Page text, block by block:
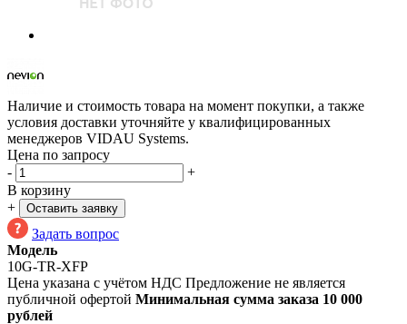
Наличие и стоимость товара на момент покупки, а также
условия доставки уточняйте у квалифицированных
менеджеров VIDAU Systems.
Цена по запросу
-
+
В корзину
+
Оставить заявку
Задать вопрос
Модель
10G-TR-XFP
Цена указана с учётом НДС Предложение не является
публичной офертой Минимальная сумма заказа 10 000
рублей